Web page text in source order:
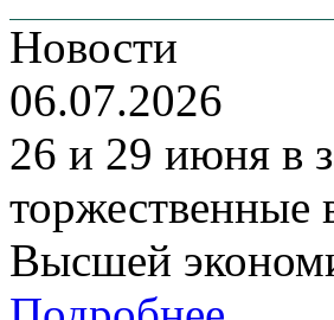
Новости
06.07.2026
26 и 29 июня в
торжественные
Высшей